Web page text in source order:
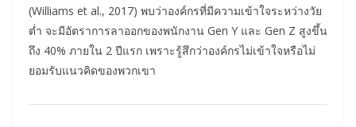
(Williams et al., 2017) พบว่าองค์กรที่มีความเข้าใจระหว่างวัย
ต่ำ จะมีอัตราการลาออกของพนักงาน Gen Y และ Gen Z สูงขึ้น
ถึง 40% ภายใน 2 ปีแรก เพราะรู้สึกว่าองค์กรไม่เข้าใจหรือไม่
ยอมรับแนวคิดของพวกเขา